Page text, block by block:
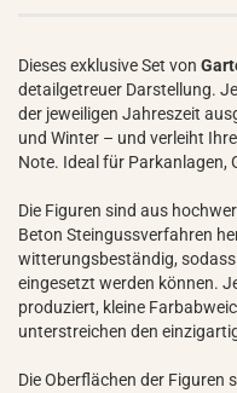
Dieses exklusive Set von
detailgetreuer Darstellung.
der jeweiligen Jahreszeit
und Winter – und verleiht
Note. Ideal für Parkanlagen,
Die Figuren sind aus
Beton Steingussverfahren
witterungsbeständig,
eingesetzt werden können.
produziert, kleine
unterstreichen den
Die Oberflächen der Figuren